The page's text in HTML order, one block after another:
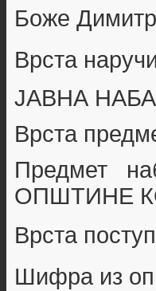
Боже
Врста
ЈАВНА
Врста
Предмет
ОПШТИНЕ
Врста
Шифра из